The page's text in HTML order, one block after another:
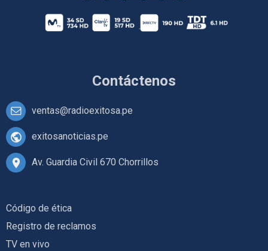
Contáctenos
ventas@radioexitosa.pe
exitosanoticias.pe
Av. Guardia Civil 670 Chorrillos
Código de ética
Registro de reclamos
TV en vivo